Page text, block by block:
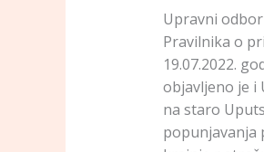
Upravni
Pravilnika o
19.07.2022.
objavljeno je i
na staro
popunjavanja